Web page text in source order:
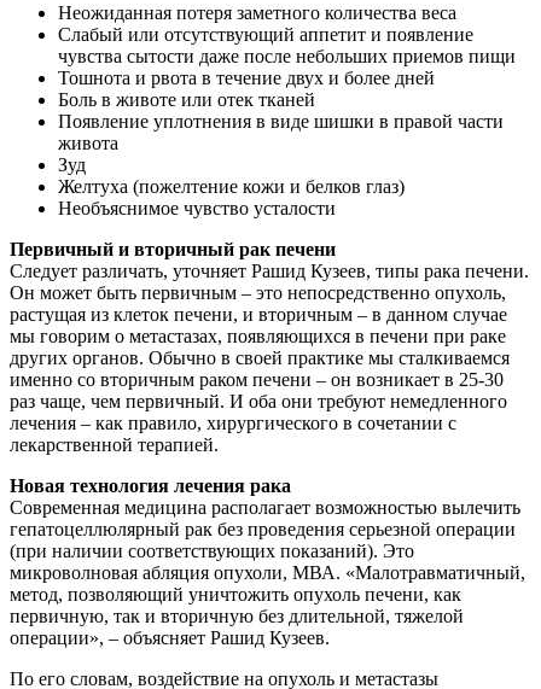
Неожиданная потеря заметного количества веса
Слабый или отсутствующий аппетит и появление
чувства сытости даже после небольших приемов пищи
Тошнота и рвота в течение двух и более дней
Боль в животе или отек тканей
Появление уплотнения в виде шишки в правой части
живота
Зуд
Желтуха (пожелтение кожи и белков глаз)
Необъяснимое чувство усталости
Первичный и вторичный рак печени
Следует различать, уточняет Рашид Кузеев, типы рака печени.
Он может быть первичным – это непосредственно опухоль,
растущая из клеток печени, и вторичным – в данном случае
мы говорим о метастазах, появляющихся в печени при раке
других органов. Обычно в своей практике мы сталкиваемся
именно со вторичным раком печени – он возникает в 25-30
раз чаще, чем первичный. И оба они требуют немедленного
лечения – как правило, хирургического в сочетании с
лекарственной терапией.
Новая технология лечения рака
Современная медицина располагает возможностью вылечить
гепатоцеллюлярный рак без проведения серьезной операции
(при наличии соответствующих показаний). Это
микроволновая абляция опухоли, МВА. «Малотравматичный,
метод, позволяющий уничтожить опухоль печени, как
первичную, так и вторичную без длительной, тяжелой
операции», – объясняет Рашид Кузеев.
По его словам, воздействие на опухоль и метастазы